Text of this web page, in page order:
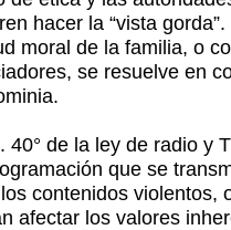
hacer la “vista
moral de la familia, o
se resuelve en
40° de la ley de radio y
que se
contenidos violentos,
afectar los valores